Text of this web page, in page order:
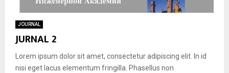
JOURNAL
JURNAL 2
Lorem ipsum dolor sit amet, consectetur adipiscing elit. In id
nisi eget lacus elementum fringilla. Phasellus non